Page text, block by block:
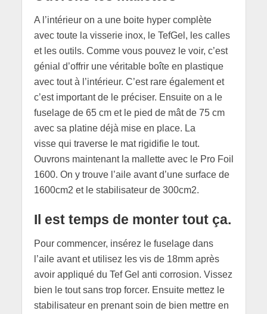
A l’intérieur on a une boite hyper complète
avec toute la visserie inox, le TefGel, les calles
et les outils. Comme vous pouvez le voir, c’est
génial d’offrir une véritable boîte en plastique
avec tout à l’intérieur. C’est rare également et
c’est important de le préciser. Ensuite on a le
fuselage de 65 cm et le pied de mât de 75 cm
avec sa platine déjà mise en place. La
visse qui traverse le mat rigidifie le tout.
Ouvrons maintenant la mallette avec le Pro Foil
1600. On y trouve l’aile avant d’une surface de
1600cm2 et le stabilisateur de 300cm2.
Il est temps de monter tout ça.
Pour commencer, insérez le fuselage dans
l’aile avant et utilisez les vis de 18mm après
avoir appliqué du Tef Gel anti corrosion. Vissez
bien le tout sans trop forcer. Ensuite mettez le
stabilisateur en prenant soin de bien mettre en